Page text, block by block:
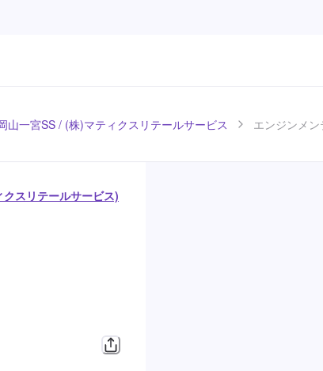
山一宮SS / (株)マティクスリテールサービス エンジンメ
スリテールサービス)